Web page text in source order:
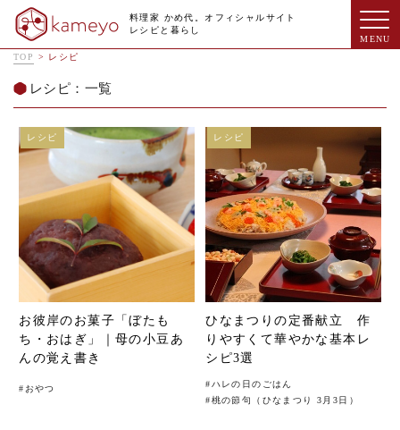
料理家 かめ代。オフィシャルサイト
レシピと暮らし
TOP > レシピ
レシピ：一覧
お彼岸のお菓子「ぼたも
ち・おはぎ」｜母の小豆あ
んの覚え書き
# おやつ
レシピ
ひなまつりの定番献立 作
りやすくて華やかな基本レ
シピ3選
#ハレの日のごはん
#桃の節句（ひなまつり 3月3日）
レシピ